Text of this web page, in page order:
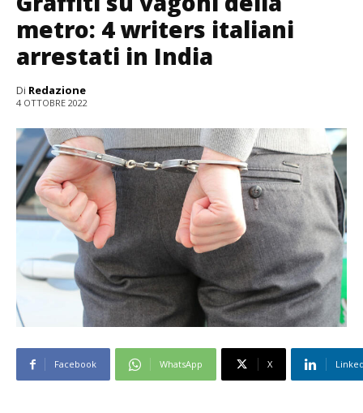
metro: 4 writers italiani
arrestati in India
Di Redazione
4 OTTOBRE 2022
Facebook WhatsApp X